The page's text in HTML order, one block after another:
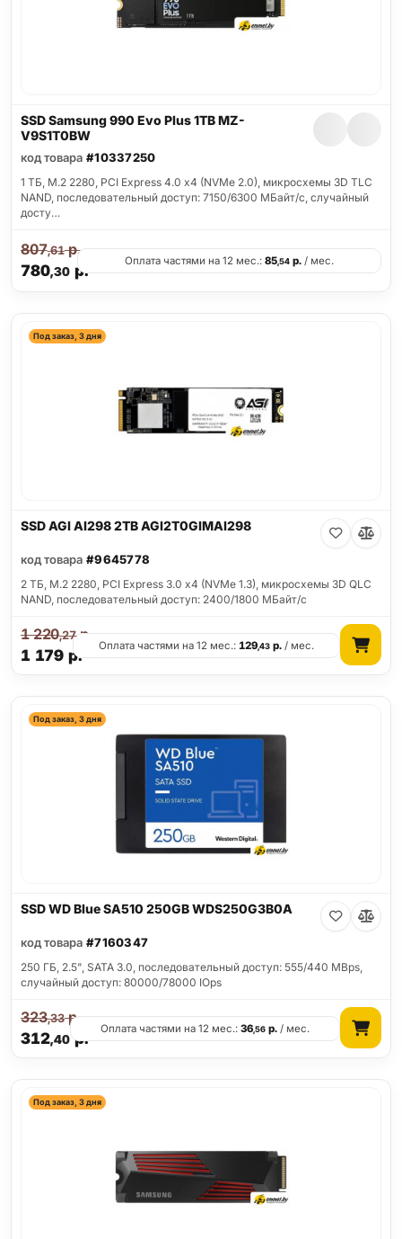
SSD Samsung 990 Evo Plus 1TB MZ-
V9S1T0BW
код товара #10337250
1 ТБ, M.2 2280, PCI Express 4.0 x4 (NVMe 2.0), микросхемы 3D TLC
NAND, последовательный доступ: 7150/6300 МБайт/с, случайный
досту…
780,30р.
807,61р.
Оплата частями на 12 мес.: 85,54 р. / мес.
Под заказ, 3 дня
SSD AGI AI298 2TB AGI2T0GIMAI298
код товара #9645778
2 ТБ, M.2 2280, PCI Express 3.0 x4 (NVMe 1.3), микросхемы 3D QLC
NAND, последовательный доступ: 2400/1800 МБайт/с
1 179 р.
1 220,27р.
Оплата частями на 12 мес.:129,43 р. / мес.
Под заказ, 3 дня
SSD WD Blue SA510 250GB WDS250G3B0A
код товара #7160347
250 ГБ, 2.5", SATA 3.0, последовательный доступ: 555/440 MBps,
случайный доступ: 80000/78000 IOps
312,40р.
323,33р.
Оплата частями на 12 мес.:36,56 р. / мес.
Под заказ, 3 дня